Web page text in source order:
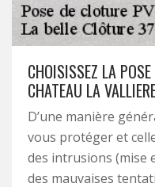
CHOISISSEZ LA
CHATEAU LA
D’une manière
vous protéger et
des intrusions (mise
des mauvaises